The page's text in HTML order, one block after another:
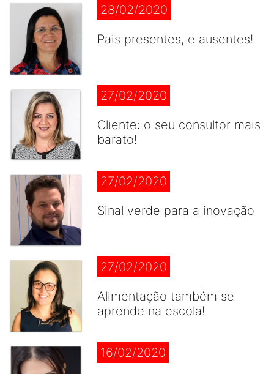
28/02/2020
Pais presentes, e ausentes!
27/02/2020
Cliente: o seu consultor mais
barato!
27/02/2020
Sinal verde para a inovação
27/02/2020
Alimentação também se
aprende na escola!
16/02/2020